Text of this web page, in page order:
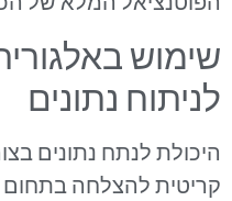
שימוש
לניתוח נתונים
היכולת לנתח נתונים
קריטית להצלחה בתחום